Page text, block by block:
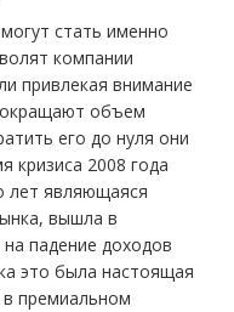
стать именно
компании
привлекая внимание
объем
его до нуля они
кризиса 2008 года
лет являющаяся
вышла в
падение доходов
это была настоящая
в премиальном